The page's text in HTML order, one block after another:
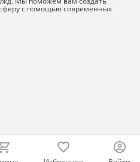
с помощью современных